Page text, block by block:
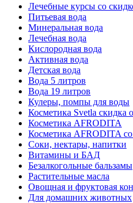
Лечебные курсы со
Питьевая вода
Минеральная вода
Лечебная вода
Кислородная вода
Активная вода
Детская вода
Вода 5 литров
Вода 19 литров
Кулеры, помпы для воды
Косметика Svetla скидка
Косметика AFRODITA
Косметика AFRODITA
Соки, нектары, напитки
Витамины и БАД
Безалкогольные бальзамы
Растительные масла
Овощная и фруктовая
Для домашних животных